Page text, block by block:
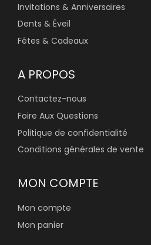
Invitations & Anniversaires
Dents & Éveil
Fêtes & Cadeaux
A PROPOS
Contactez-nous
Foire Aux Questions
Politique de confidentialité
Conditions générales de vente
MON COMPTE
Mon compte
Mon panier